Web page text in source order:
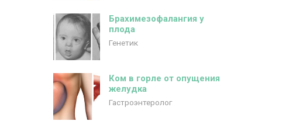
Брахимезофалангия у
плода
Генетик
Ком в горле от опущения
желудка
Гастроэнтеролог